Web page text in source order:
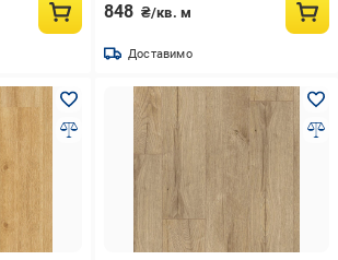
848 ₴/кв. м
Доставимо